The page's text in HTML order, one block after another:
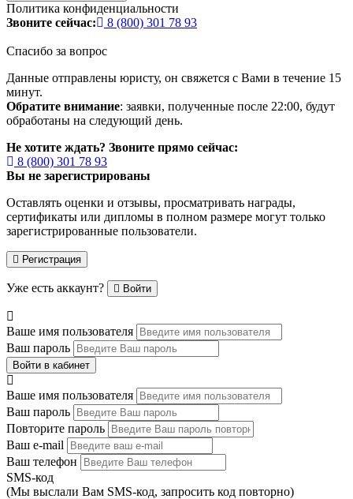
Политика конфиденциальности
Звоните сейчас:
8 (800) 301 78 93
Спасибо за вопрос
Данные отправлены юристу, он свяжется с Вами в течение 15
минут.
Обратите внимание: заявки, полученные после 22:00, будут
обработаны на следующий день.
Не хотите ждать? Звоните прямо сейчас:
8 (800) 301 78 93
Вы не зарегистрированы
Оставлять оценки и отзывы, просматривать награды,
сертификаты или дипломы в полном размере могут только
зарегистрированные пользователи.
Регистрация
Уже есть аккаунт? Войти
Ваше имя пользователя
Ваш пароль
Войти в кабинет
Ваше имя пользователя
Ваш пароль
Повторите пароль
Ваш e-mail
Ваш телефон
SMS-код
(Мы выслали Вам SMS-код, запросить код повторно)